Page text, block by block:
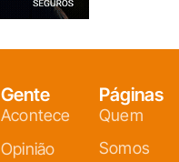
Gente
Acontece
Opinião
Páginas
Quem
Somos